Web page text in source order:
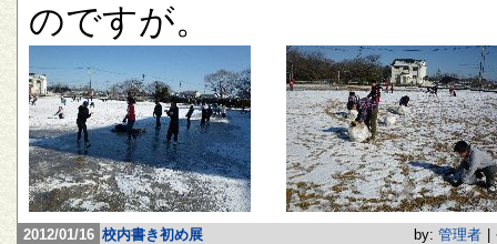
のですが。
2012/01/16 校内書き初め展 by: 管理者